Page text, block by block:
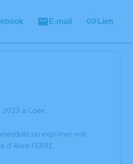
E-mail Lien
à Coëx.
ou exprimer vos
FERRÉ.